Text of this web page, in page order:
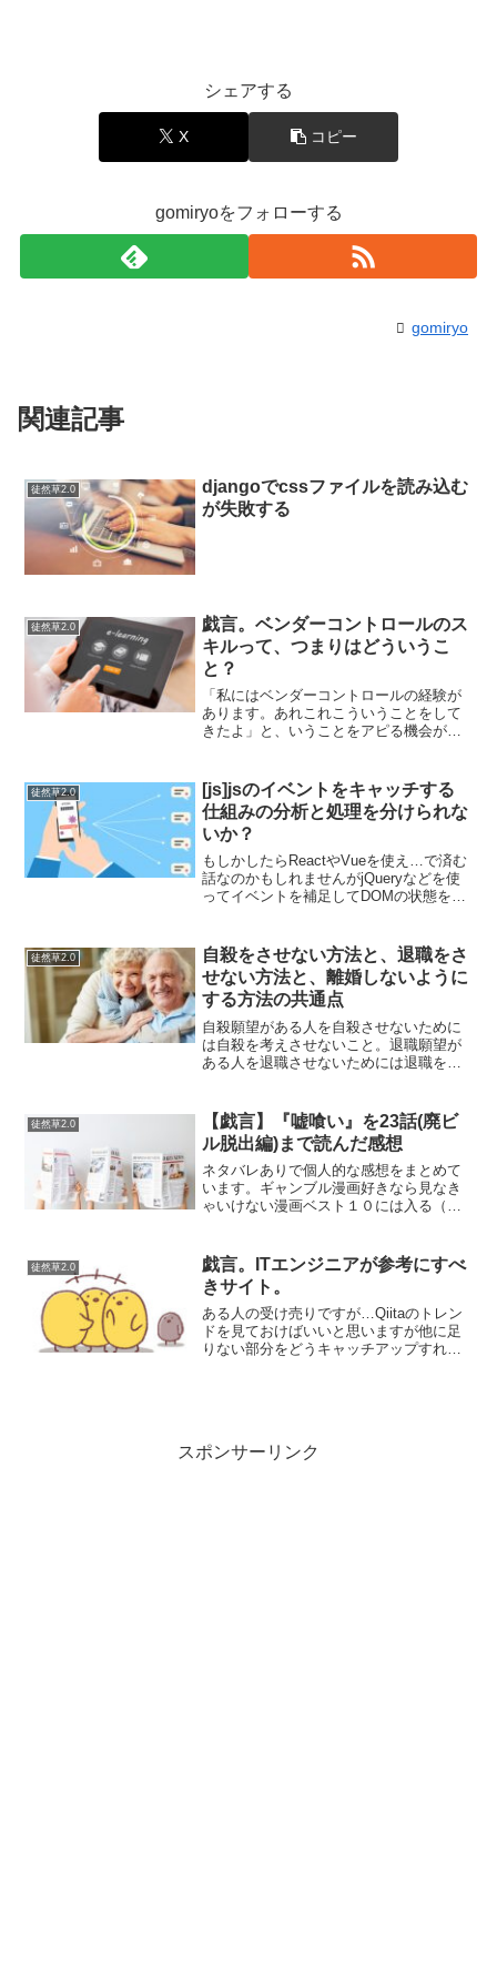
シェアする
X コピー
gomiryoをフォローする
gomiryo
関連記事
徒然草2.0
djangoでcssファイルを読み込む
が失敗する
徒然草2.0
戯言。ベンダーコントロールのス
キルって、つまりはどういうこ
と？
「私にはベンダーコントロールの経験が
あります。あれこれこういうことをして
きたよ」と、いうことをアピる機会が何
る。なんだか、決まり文句のように使わ
れていて世の中的に特に人...
徒然草2.0
[js]jsのイベントをキャッチする
仕組みの分析と処理を分けられな
いか？
もしかしたらReactやVueを使え…で済む
話なのかもしれませんがjQueryなどを使
ってイベントを補足してDOMの状態を確
が…、例えば、画面にリスト項目があっ
て、そのリ...
徒然草2.0
自殺をさせない方法と、退職をさ
せない方法と、離婚しないように
する方法の共通点
自殺願望がある人を自殺させないために
は自殺を考えさせないこと。退職願望が
ある人を退職させないためには退職を考
こと。一番やってはいけないことは、環
境を大きく変えることで気...
徒然草2.0
【戯言】『嘘喰い』を23話(廃ビ
ル脱出編)まで読んだ感想
ネタバレありで個人的な感想をまとめて
います。ギャンブル漫画好きなら見なき
ゃいけない漫画ベスト１０には入る（た
けなし。なお賭郎とはギャンブルを反故
にされないための暴力装...
徒然草2.0
戯言。ITエンジニアが参考にすべ
きサイト。
ある人の受け売りですが…Qiitaのトレン
ドを見ておけばいいと思いますが他に足
りない部分をどうキャッチアップすれば
スポンサーリンク